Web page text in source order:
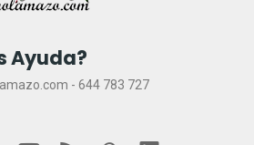
Ayuda?
- 644 783 727